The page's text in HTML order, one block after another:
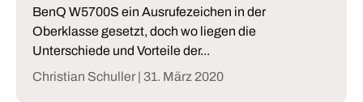
BenQ W5700S ein Ausrufezeichen in der
Oberklasse gesetzt, doch wo liegen die
Unterschiede und Vorteile der...
Christian Schuller | 31. März 2020